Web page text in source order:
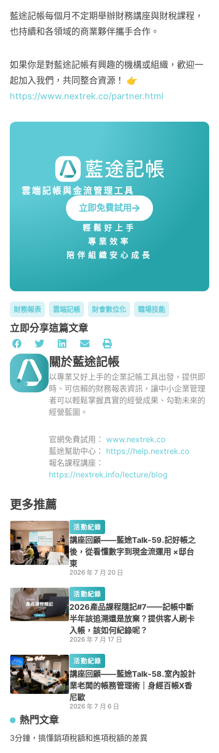
藍途記帳每個月不定期舉辦財務講座與財稅課程，
也持續和各領域的商業夥伴攜手合作。
如果你是對藍途記帳有興趣的機構或組織，歡迎一
起加入我們，共同整合資源！ 👉
https://www.nextrek.co/partner.html
雲端記帳與金流管理工具
立即免費試用
輕鬆好上手
專業效率
陪伴組織安心成長
財務報表 雲端記帳 財會數位化 職場技能
立即分享這篇文章
關於藍途記帳
以專業又好上手的企業記帳工具出發，提供即
時、可信賴的財務報表資訊，讓中小企業管理
者可以輕鬆掌握真實的經營成果、勾勒未來的
經營藍圖。
官網免費試用： www.nextrek.co
藍途幫助中心： https://help.nextrek.co
報名課程講座：
https://nextrek.info/lecture/blog
更多推薦
活動紀錄
講座回顧——藍途Talk-59.記好帳之
後，從看懂數字到現金流運用 ×邸台
東
2026 年 7 月 20 日
活動紀錄
2026產品課程隨記#7——記帳中斷
半年該追溯還是放棄？提供客人刷卡
入帳，該如何紀錄呢？
2026 年 7 月 17 日
活動紀錄
講座回顧——藍途Talk-58.室內設計
業老闆的帳務管理術｜身經百帳X香
尼歐
2026 年 7 月 6 日
熱門文章
3分鐘，搞懂銷項稅額和進項稅額的差異